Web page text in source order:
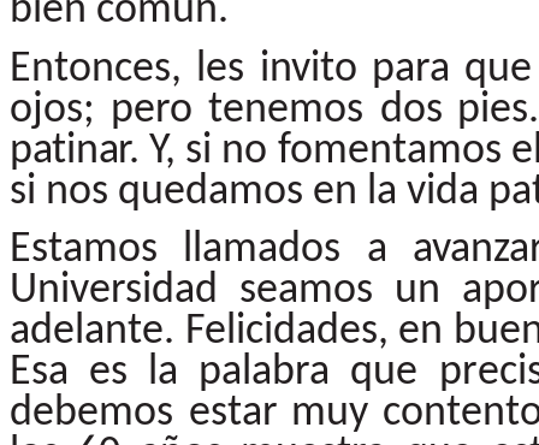
bien común.
Entonces, les invito para
ojos; pero tenemos dos pies.
patinar. Y, si no fomentamos
si nos quedamos en la vida
Estamos
llamados a
Universidad seamos un
adelante. Felicidades, en
Esa es la palabra que
debemos estar muy